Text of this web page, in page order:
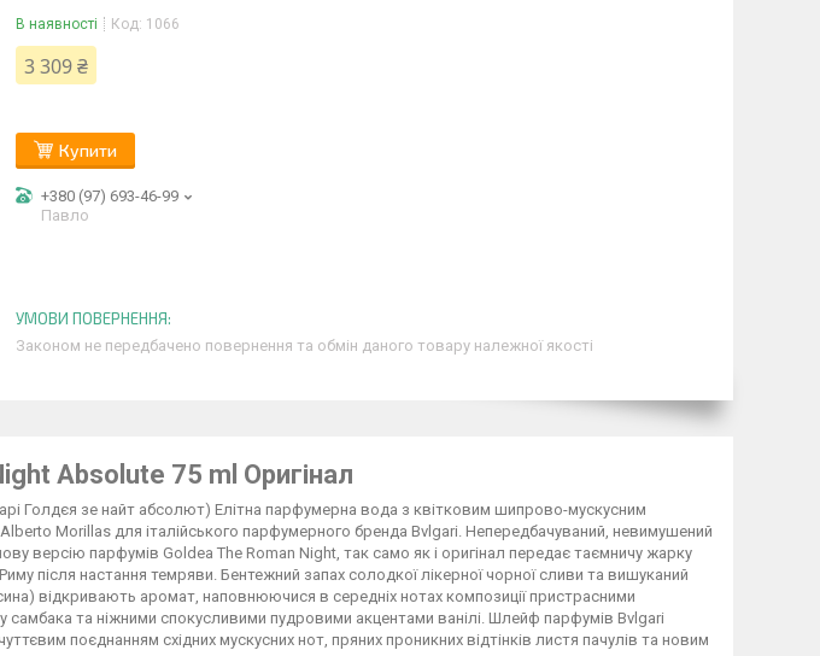
В наявності Код: 1066
3 309 ₴
Купити
+380 (97) 693-46-99
Павло
Законом не передбачено повернення та обмін даного товару належної якості
Absolute 75 ml Оригінал
Голдєя зе найт абсолют) Елітна парфумерна вода з квітковим шипрово-мускусним
Morillas для італійського парфумерного бренда Bvlgari. Непередбачуваний, невимушений
версію парфумів Goldea The Roman Night, так само як і оригінал передає таємничу жарку
після настання темряви. Бентежний запах солодкої лікерної чорної сливи та вишуканий
відкривають аромат, наповнюючися в середніх нотах композиції пристрасними
самбака та ніжними спокусливими пудровими акцентами ванілі. Шлейф парфумів Bvlgari
поєднанням східних мускусних нот, пряних проникних відтінків листя пачулів та новим